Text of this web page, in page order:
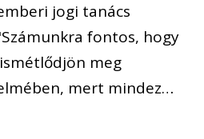
jogi tanács
fontos, hogy
meg
mert mindez…